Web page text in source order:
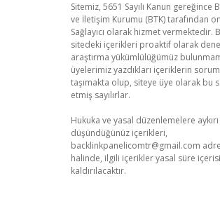
Sitemiz, 5651 Sayılı Kanun gereğince
ve İletişim Kurumu (BTK) tarafından
Sağlayıcı olarak hizmet vermektedir.
sitedeki içerikleri proaktif olarak
araştırma yükümlülüğümüz
üyelerimiz yazdıkları içeriklerin
taşımakta olup, siteye üye olarak bu
etmiş sayılırlar.
Hukuka ve yasal düzenlemelere
düşündüğünüz içerikleri,
backlinkpanelicomtr@gmail.com
halinde, ilgili içerikler yasal süre
kaldırılacaktır.